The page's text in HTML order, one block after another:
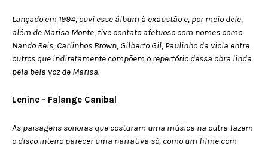
Lançado em 1994, ouvi esse álbum à exaustão e, por meio dele,
além de Marisa Monte, tive contato afetuoso com nomes como
Nando Reis, Carlinhos Brown, Gilberto Gil, Paulinho da viola entre
outros que indiretamente compõem o repertório dessa obra linda
pela bela voz de Marisa.
Lenine - Falange Canibal
As paisagens sonoras que costuram uma música na outra fazem
o disco inteiro parecer uma narrativa só, como um filme com